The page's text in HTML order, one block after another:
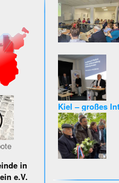
in
e.V.
Kiel – großes
Karriere beim